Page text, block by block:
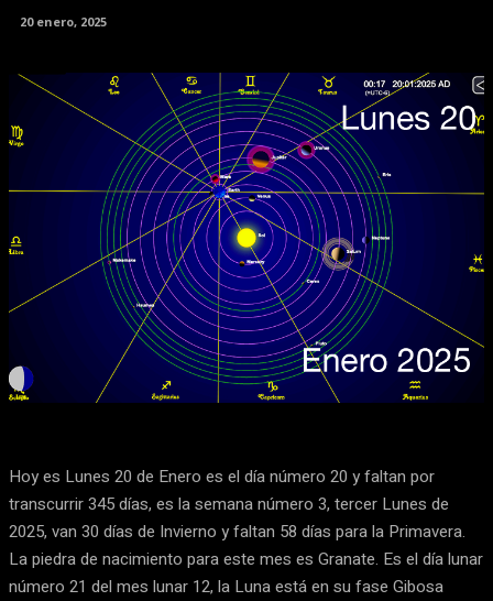
20 enero, 2025
Facebook Pinterest WhatsApp
Hoy es Lunes 20 de Enero es el día número 20 y faltan por
transcurrir 345 días, es la semana número 3, tercer Lunes de
2025, van 30 días de Invierno y faltan 58 días para la Primavera.
La piedra de nacimiento para este mes es Granate. Es el día lunar
número 21 del mes lunar 12, la Luna está en su fase Gibosa